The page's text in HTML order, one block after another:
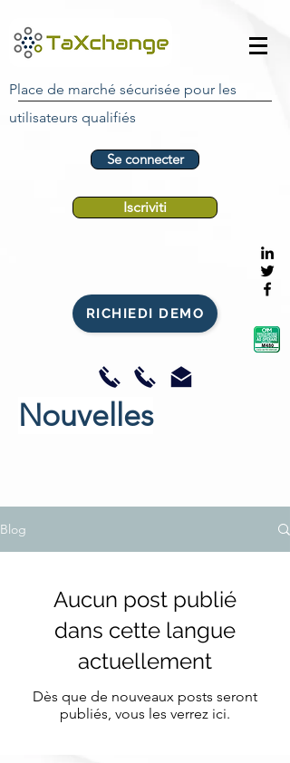
Place de marché sécurisée pour les
utilisateurs qualifiés
Se connecter
Iscriviti
RICHIEDI DEMO
Nouvelles
Blog
Aucun post publié
dans cette langue
actuellement
Dès que de nouveaux posts seront
publiés, vous les verrez ici.